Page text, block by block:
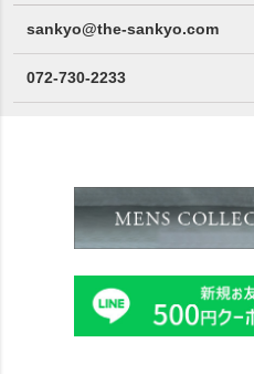
sankyo@the-sankyo.com
072-730-2233